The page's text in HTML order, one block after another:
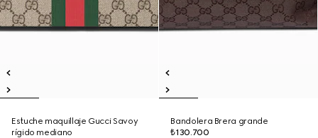
Estuche maquillaje Gucci Savoy
rígido mediano
Bandolera Brera grande
₺130.700